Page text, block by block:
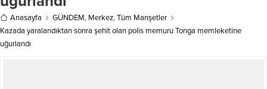
Anasayfa GÜNDEM, Merkez,Tüm Manşetler
Kazada yaralandıktan sonra şehit olan polis memuru Tonga memleketine
uğurlandı